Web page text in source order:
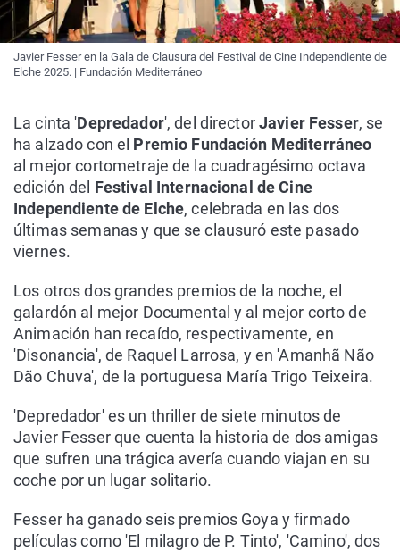
Javier Fesser en la Gala de Clausura del Festival de Cine Independiente de
Elche 2025. | Fundación Mediterráneo
La cinta 'Depredador', del directorJavier Fesser, se
ha alzado con el Premio Fundación Mediterráneo
al mejor cortometraje de la cuadragésimo octava
edición del Festival Internacional de Cine
Independiente de Elche, celebrada en las dos
últimas semanas y que se clausuró este pasado
viernes.
Los otros dos grandes premios de la noche, el
galardón al mejor Documental y al mejor corto de
Animación han recaído, respectivamente, en
'Disonancia', de Raquel Larrosa, y en 'Amanhã Não
Dão Chuva', de la portuguesa María Trigo Teixeira.
'Depredador' es un thriller de siete minutos de
Javier Fesser que cuenta la historia de dos amigas
que sufren una trágica avería cuando viajan en su
coche por un lugar solitario.
Fesser ha ganado seis premios Goya y firmado
películas como 'El milagro de P. Tinto', 'Camino', dos